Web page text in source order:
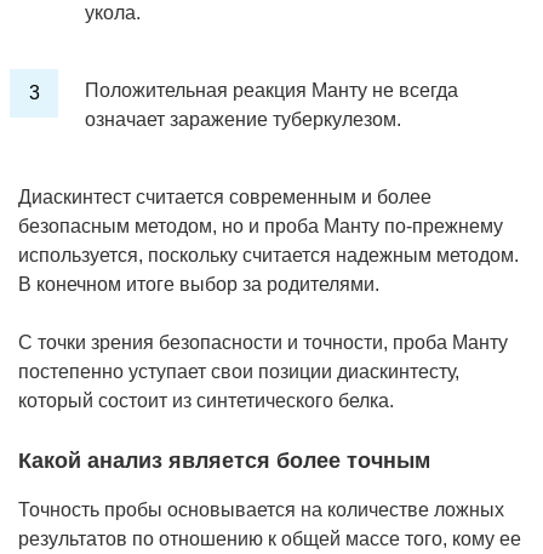
укола.
Положительная реакция Манту не всегда
означает заражение туберкулезом.
Диаскинтест считается современным и более
безопасным методом, но и проба Манту по-прежнему
используется, поскольку считается надежным методом.
В конечном итоге выбор за родителями.
С точки зрения безопасности и точности, проба Манту
постепенно уступает свои позиции диаскинтесту,
который состоит из синтетического белка.
Какой анализ является более точным
Точность пробы основывается на количестве ложных
результатов по отношению к общей массе того, кому ее